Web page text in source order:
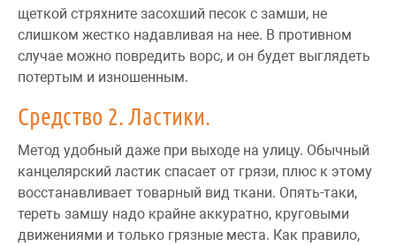
щеткой стряхните засохший песок с замши, не
слишком жестко надавливая на нее. В противном
случае можно повредить ворс, и он будет выглядеть
потертым и изношенным.
Средство 2. Ластики.
Метод удобный даже при выходе на улицу. Обычный
канцелярский ластик спасает от грязи, плюс к этому
восстанавливает товарный вид ткани. Опять-таки,
тереть замшу надо крайне аккуратно, круговыми
движениями и только грязные места. Как правило,